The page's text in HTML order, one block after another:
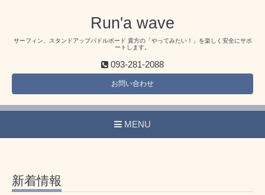
Run'a wave
サーフィン、スタンドアップパドルボード 貴方の「やってみたい！」を楽しく安全にサポ
ートします。
093-281-2088
お問い合わせ
MENU
新着情報